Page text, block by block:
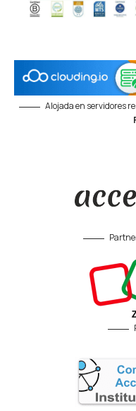
Alojada en servidores